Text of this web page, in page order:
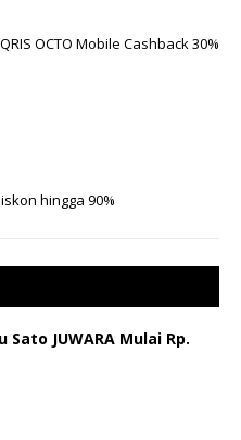
OCTO Mobile Cashback 30%
hingga 90%
Sato JUWARA Mulai Rp.